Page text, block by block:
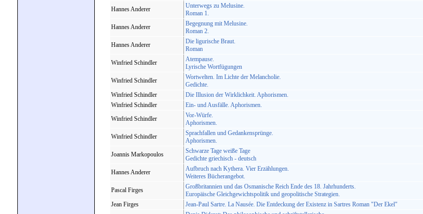
Hannes Anderer
Unterwegs zu Melusine.
Roman 1.
Hannes Anderer
Begegnung mit Melusine.
Roman 2.
Hannes Anderer
Die ligurische Braut.
Roman
Winfried Schindler
Atempause.
Lyrische Wortfügungen
Winfried Schindler
Wortwelten. Im Lichte der Melancholie.
Gedichte.
Winfried Schindler
Die Illusion der Wirklichkeit. Aphorismen.
Winfried Schindler
Ein- und Ausfälle. Aphorismen.
Winfried Schindler
Vor-Würfe.
Aphorismen.
Winfried Schindler
Sprachfallen und Gedankensprünge.
Aphorismen.
Joannis Markopoulos
Schwarze Tage weiße Tage
Gedichte griechisch - deutsch
Hannes Anderer
Aufbruch nach Kythera. Vier Erzählungen.
Weiteres Bücherangebot.
Pascal Firges
Großbritannien und das Osmanische Reich Ende des 18. Jahrhunderts.
Europäische Gleichgewichtspolitik und geopolitische Strategien.
Jean Firges
Jean-Paul Sartre. La Nausée. Die Entdeckung der Existenz in Sartres Roman "Der Ekel"